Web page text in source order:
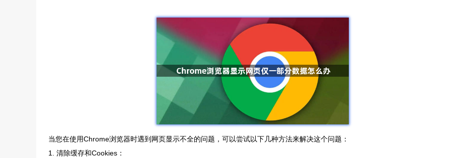
当您在使用Chrome浏览器时遇到网页显示不全的问题，可以尝试以下几种方法来解决这个问题：
1. 清除缓存和Cookies：